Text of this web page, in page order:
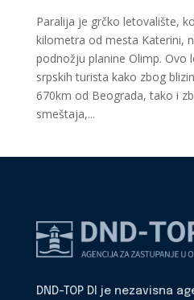
Paralija je grčko letovalište,
kilometra od mesta Katerini,
podnožju planine Olimp. Ovo
srpskih turista kako zbog
670km od Beograda, tako i
smeštaja,...
DND-TOP DI je nezavisna